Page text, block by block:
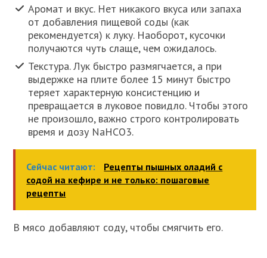
Аромат и вкус. Нет никакого вкуса или запаха
от добавления пищевой соды (как
рекомендуется) к луку. Наоборот, кусочки
получаются чуть слаще, чем ожидалось.
Текстура. Лук быстро размягчается, а при
выдержке на плите более 15 минут быстро
теряет характерную консистенцию и
превращается в луковое повидло. Чтобы этого
не произошло, важно строго контролировать
время и дозу NaHCO3.
Сейчас читают:
Рецепты пышных оладий с
содой на кефире и не только: пошаговые
рецепты
В мясо добавляют соду, чтобы смягчить его.